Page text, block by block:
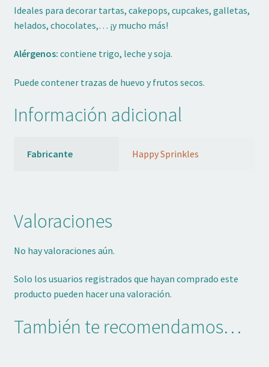
Ideales para decorar tartas, cakepops, cupcakes, galletas,
helados, chocolates,… ¡y mucho más!
Alérgenos: contiene trigo, leche y soja.
Puede contener trazas de huevo y frutos secos.
Información adicional
Fabricante Happy Sprinkles
Valoraciones
No hay valoraciones aún.
Solo los usuarios registrados que hayan comprado este
producto pueden hacer una valoración.
También te recomendamos…